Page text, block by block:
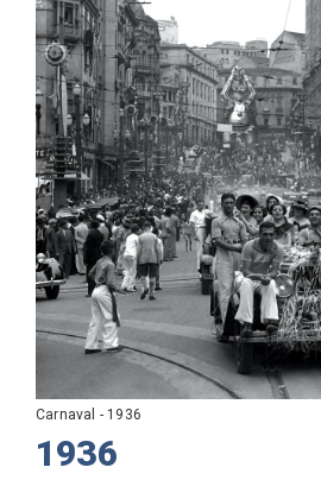
Carnaval - 1936
1936